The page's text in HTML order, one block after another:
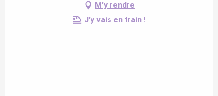
M'y rendre
J'y vais en train !